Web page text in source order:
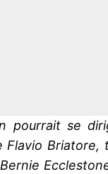
pourrait se
Flavio